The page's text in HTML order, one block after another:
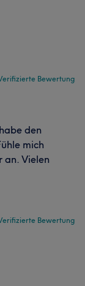
Bewertung
den
mich
an. Vielen
Bewertung